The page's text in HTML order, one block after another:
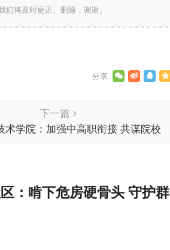
将及时更正、删除，谢谢。
下一篇
术学院：加强中高职衔接 共谋院校
：啃下危房硬骨头 守护群